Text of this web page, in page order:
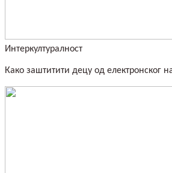
Интеркултуралност
Како заштитити децу од електронског